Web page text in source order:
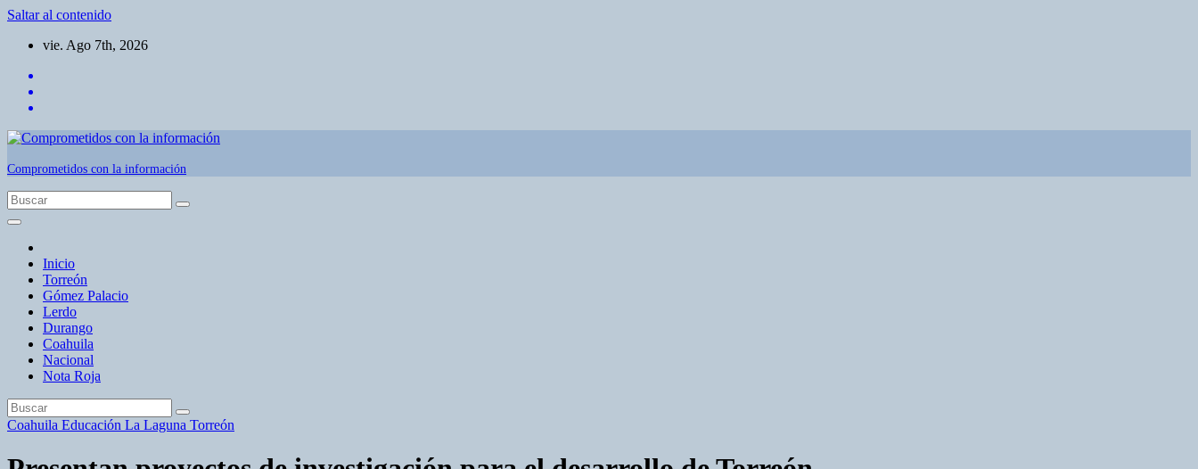
Saltar al contenido
vie. Ago 7th, 2026
Comprometidos con la información
Inicio
Torreón
Gómez Palacio
Lerdo
Durango
Coahuila
Nacional
Nota Roja
Coahuila Educación La Laguna Torreón